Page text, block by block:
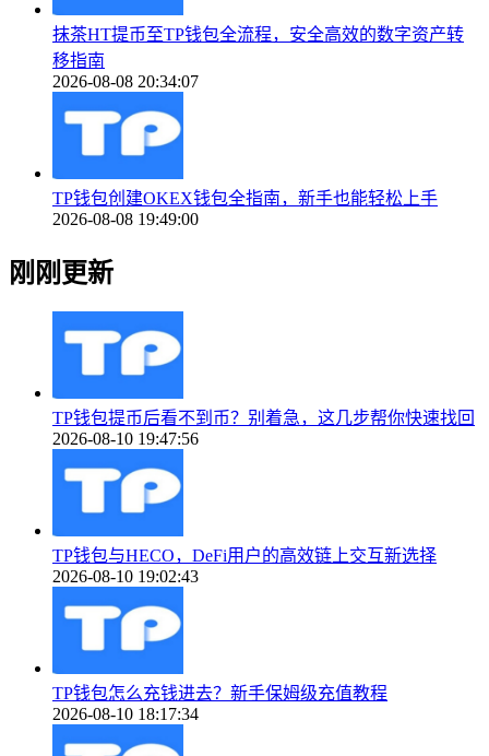
抹茶HT提币至TP钱包全流程，安全高效的数字资产转
移指南
2026-08-08 20:34:07
TP钱包创建OKEX钱包全指南，新手也能轻松上手
2026-08-08 19:49:00
刚刚更新
TP钱包提币后看不到币？别着急，这几步帮你快速找回
2026-08-10 19:47:56
TP钱包与HECO，DeFi用户的高效链上交互新选择
2026-08-10 19:02:43
TP钱包怎么充钱进去？新手保姆级充值教程
2026-08-10 18:17:34